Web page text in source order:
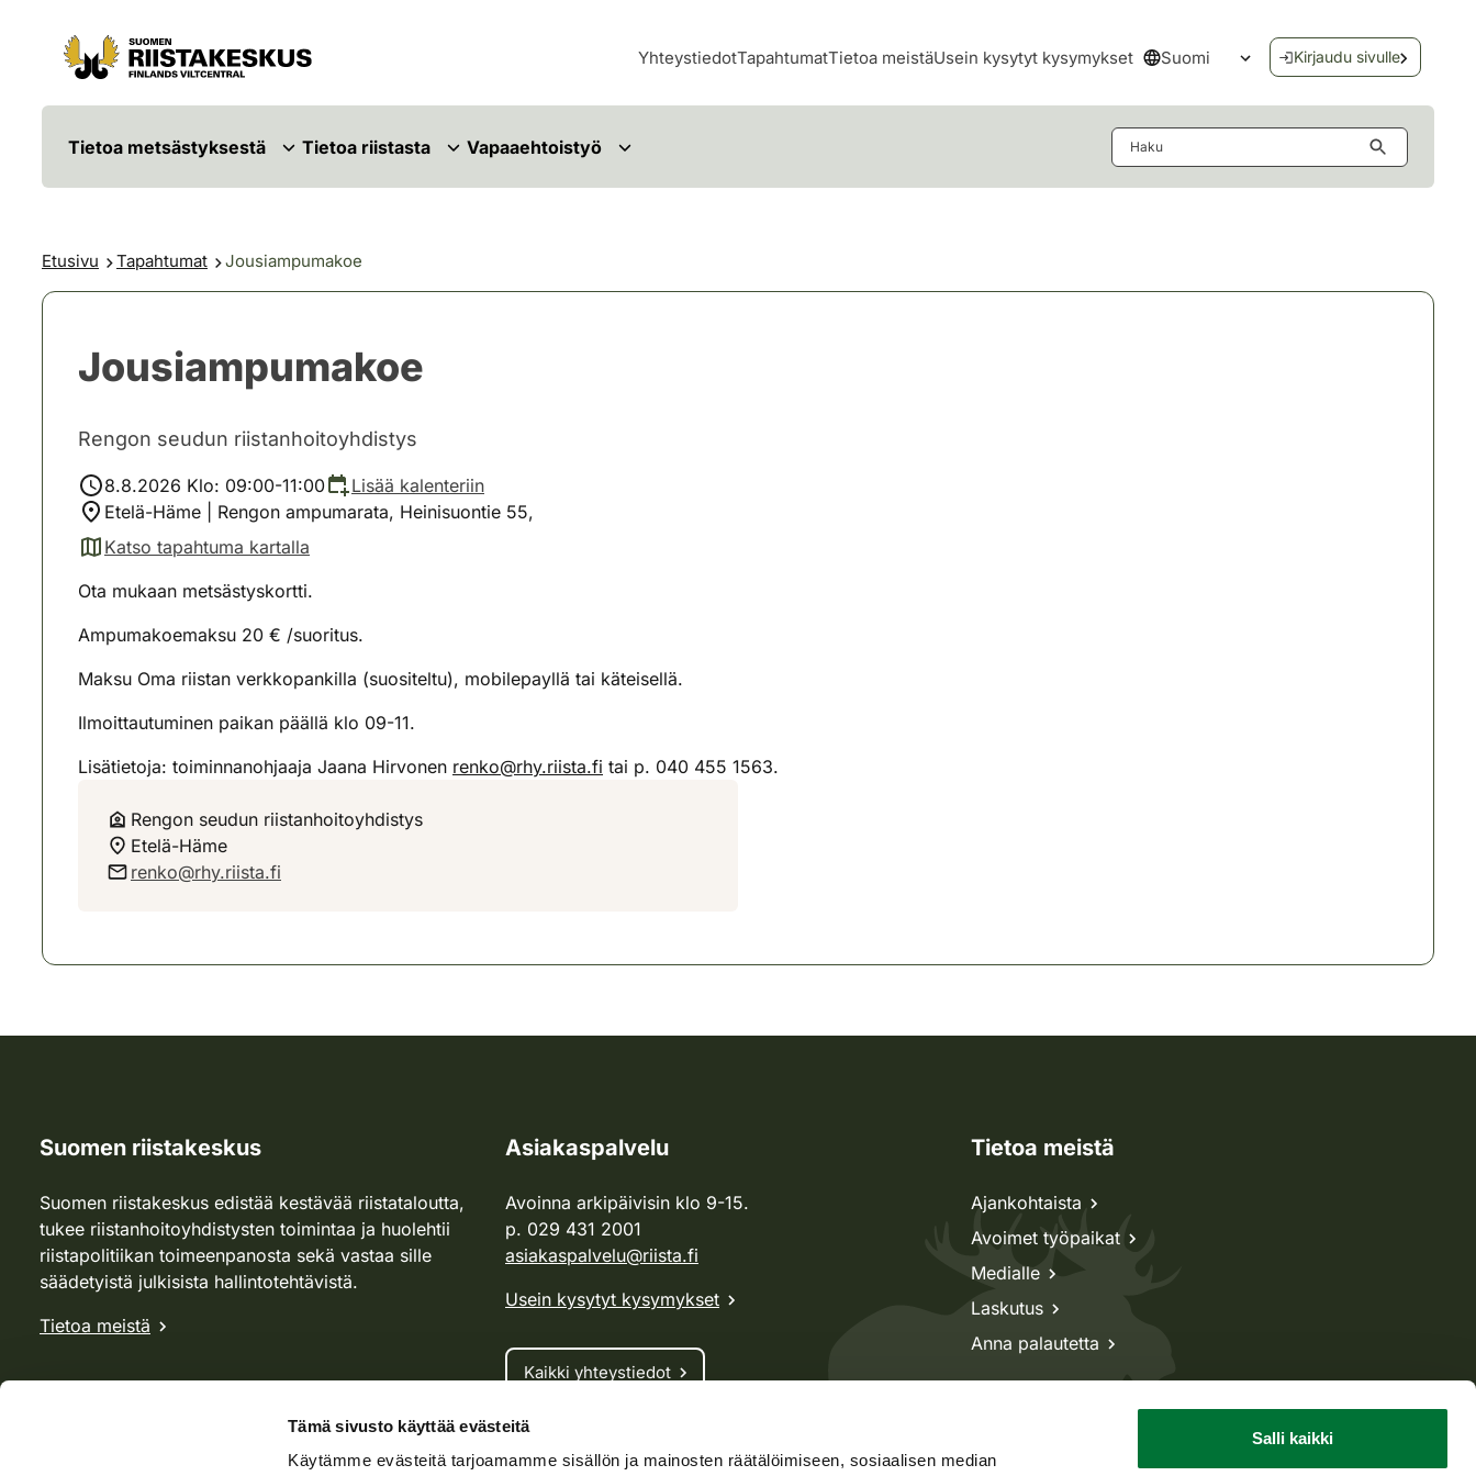
Tämä sivusto käyttää evästeitä
Käytämme evästeitä tarjoamamme sisällön ja mainosten räätälöimiseen, sosiaalisen median
Salli kaikki
Siirry sisältöön
Siirry sivustokarttaan
YhteystiedotTapahtumatTietoa meistäUsein kysytyt kysymykset Suomi
Avaa kielivalikko
Kirjaudu sivulle
Tietoa metsästyksestä Tietoa riistasta Vapaaehtoistyö
Etusivu Tapahtumat Jousiampumakoe
Jousiampumakoe
Rengon seudun riistanhoitoyhdistys
8.8.2026 Klo: 09:00-11:00
Lisää kalenteriin
Etelä-Häme | Rengon ampumarata, Heinisuontie 55,
Katso tapahtuma kartalla
(avautuu uuteen välilehteen)
Ota mukaan metsästyskortti.
Ampumakoemaksu 20 € /suoritus.
Maksu Oma riistan verkkopankilla (suositeltu), mobilepayllä tai käteisellä.
Ilmoittautuminen paikan päällä klo 09-11.
Lisätietoja: toiminnanohjaaja Jaana Hirvonen renko@rhy.riista.fi tai p. 040 455 1563.
Rengon seudun riistanhoitoyhdistys
Etelä-Häme
renko@rhy.riista.fi
Suomen riistakeskus
Suomen riistakeskus edistää kestävää riistataloutta,
tukee riistanhoitoyhdistysten toimintaa ja huolehtii
riistapolitiikan toimeenpanosta sekä vastaa sille
säädetyistä julkisista hallintotehtävistä.
Tietoa meistä
Asiakaspalvelu
Avoinna arkipäivisin klo 9-15.
p. 029 431 2001
asiakaspalvelu@riista.fi
Usein kysytyt kysymykset
Kaikki yhteystiedot
Metsästyskortti-asiat
Tietoa meistä
Ajankohtaista
Avoimet työpaikat
Medialle
Laskutus
Anna palautetta